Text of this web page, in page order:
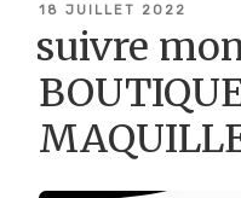
PUBLIÉ
18 JUILLET 2022
suivre